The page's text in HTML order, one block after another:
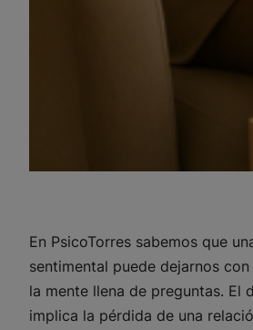
En PsicoTorres sabemos que
sentimental puede dejarnos
la mente llena de preguntas. El
implica la pérdida de una